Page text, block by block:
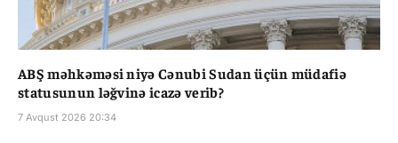
ABŞ məhkəməsi niyə Cənubi Sudan üçün müdafiə
statusunun ləğvinə icazə verib?
7 Avqust 2026 20:34